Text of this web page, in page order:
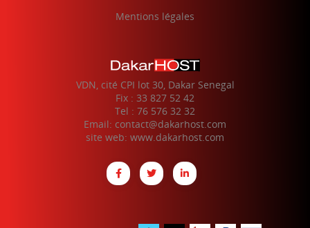
Mentions légales
VDN, cité CPI lot 30, Dakar Senegal
Fix : 33 827 52 42
Tel : 76 576 32 32
Email: contact@dakarhost.com
site web: www.dakarhost.com